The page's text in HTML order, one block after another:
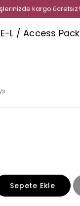
kargo ücretsiz!
L / Access Pack
Sepete Ekle